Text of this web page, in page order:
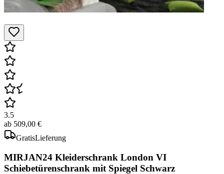
3.5
ab 509,00 €
GratisLieferung
MIRJAN24 Kleiderschrank London VI
Schiebetürenschrank mit Spiegel Schwarz